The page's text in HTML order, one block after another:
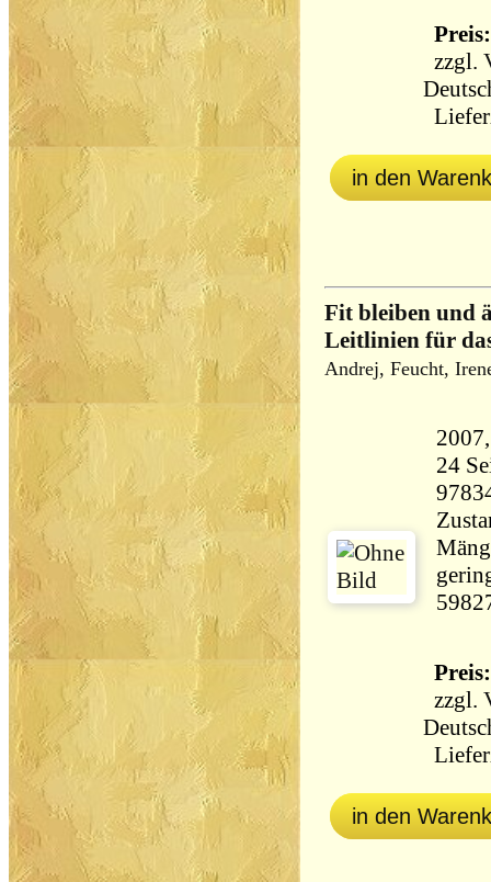
zzgl.
in den
Fit bleiben und
Leitlinien für
Andrej, Feucht,
24 Seiten
zzgl.
in den